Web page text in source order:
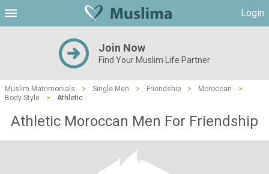
Login
Join Now
Find Your Muslim Life Partner
Muslim Matrimonials > Single Men > Friendship > Moroccan
>
Body Style
> Athletic
Athletic Moroccan Men For Friendship